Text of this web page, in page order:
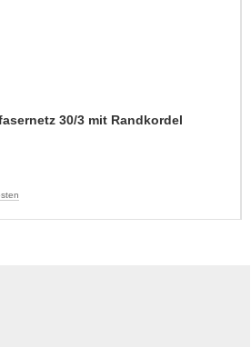
30/3 mit Randkordel